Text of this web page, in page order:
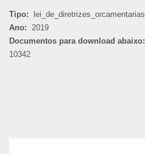
Tipo:
lei_de_diretrizes_orcamentarias
Ano:
2019
Documentos para download abaixo:
10342